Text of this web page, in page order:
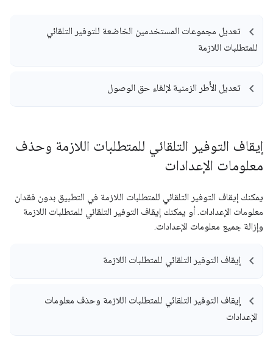
تعديل مجموعات المستخدمين الخاضعة للتوفير التلقائي
للمتطلبات اللازمة
تعديل الأُطر الزمنية لإلغاء حق الوصول
إيقاف التوفير التلقائي للمتطلبات اللازمة وحذف
معلومات الإعدادات
يمكنك إيقاف التوفير التلقائي للمتطلبات اللازمة في التطبيق بدون فقدان
معلومات الإعدادات. أو يمكنك إيقاف التوفير التلقائي للمتطلبات اللازمة
وإزالة جميع معلومات الإعدادات.
إيقاف التوفير التلقائي للمتطلبات اللازمة
إيقاف التوفير التلقائي للمتطلبات اللازمة وحذف معلومات
الإعدادات